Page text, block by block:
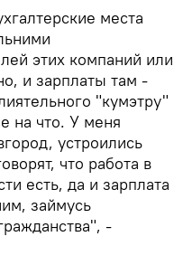
места
этих компаний или
и зарплаты там -
"кумэтру"
на что. У меня
устроились
что работа в
есть, да и зарплата
займусь
-